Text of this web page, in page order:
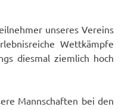
unseres Vereins
Wettkämpfe
diesmal ziemlich hoch
Mannschaften bei den